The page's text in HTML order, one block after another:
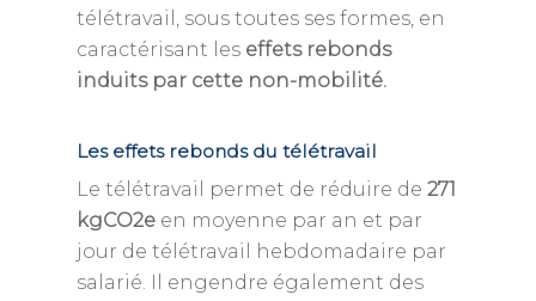
télétravail, sous toutes ses formes, en
caractérisant les effets rebonds
induits par cette non-mobilité.
Les effets rebonds du télétravail
Le télétravail permet de réduire de 271
kgCO2e en moyenne par an et par
jour de télétravail hebdomadaire par
salarié. Il engendre également des